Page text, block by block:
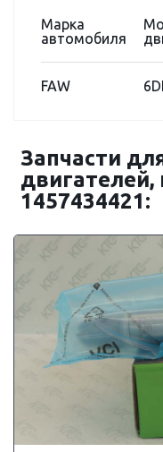
Марка
автомобиля
FAW
Запчасти
двигателей,
1457434421: